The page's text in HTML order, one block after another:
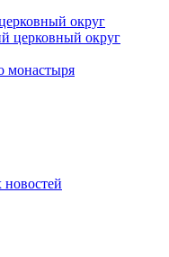
округ
церковный округ
монастыря
новостей